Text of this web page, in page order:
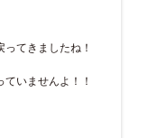
てきましたね！
いませんよ！！